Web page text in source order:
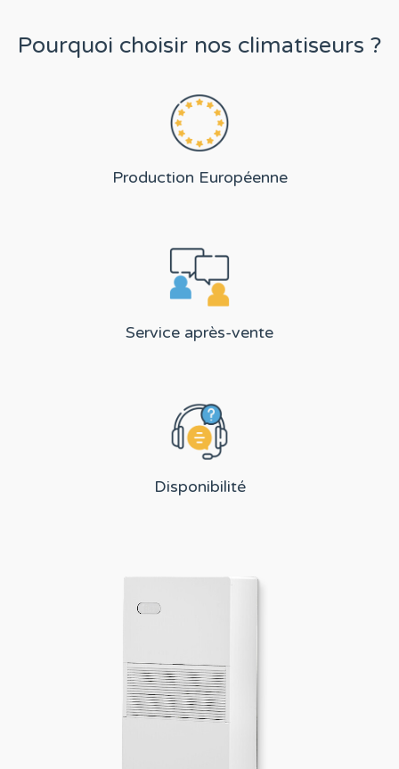
Pourquoi choisir nos climatiseurs ?
Production Européenne
Service après-vente
Disponibilité